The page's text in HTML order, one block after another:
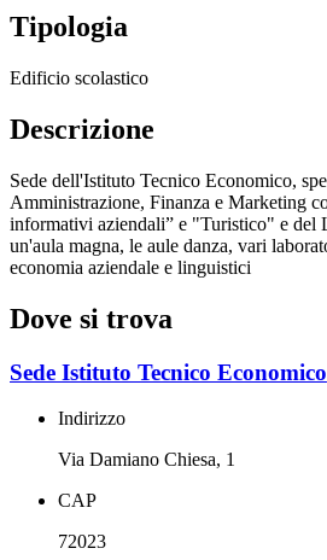
Tipologia
Edificio scolastico
Descrizione
Sede dell'Istituto Tecnico Economico,
Amministrazione, Finanza e Marketing
informativi aziendali” e "Turistico" e del
un'aula magna, le aule danza, vari
economia aziendale e linguistici
Dove si trova
Sede Istituto Tecnico Economico
Indirizzo
Via Damiano Chiesa, 1
CAP
72023